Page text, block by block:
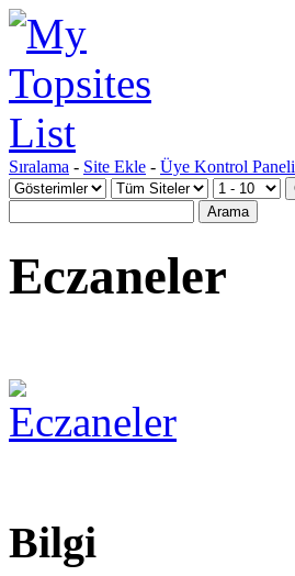
Sıralama - Site Ekle - Üye Kontrol Paneli
Eczaneler
Bilgi